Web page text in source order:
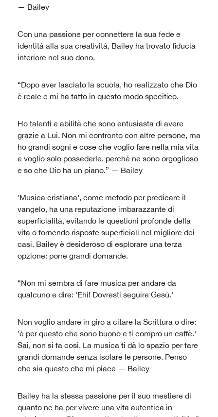
— Bailey
Con una passione per connettere la sua fede e
identità alla sua creatività, Bailey ha trovato fiducia
interiore nel suo dono.
“Dopo aver lasciato la scuola, ho realizzato che Dio
è reale e mi ha fatto in questo modo specifico.
Ho talenti e abilità che sono entusiasta di avere
grazie a Lui. Non mi confronto con altre persone, ma
ho grandi sogni e cose che voglio fare nella mia vita
e voglio solo possederle, perché ne sono orgoglioso
e so che Dio ha un piano.” — Bailey
'Musica cristiana', come metodo per predicare il
vangelo, ha una reputazione imbarazzante di
superficialità, evitando le questioni profonde della
vita o fornendo risposte superficiali nel migliore dei
casi. Bailey è desideroso di esplorare una terza
opzione: porre grandi domande.
“Non mi sembra di fare musica per andare da
qualcuno e dire: 'Ehi! Dovresti seguire Gesù.'
Non voglio andare in giro a citare la Scrittura o dire:
'è per questo che sono buono e ti compro un caffè.'
Sai, non si fa così. La musica ti dà lo spazio per fare
grandi domande senza isolare le persone. Penso
che sia questo che mi piace — Bailey
Bailey ha la stessa passione per il suo mestiere di
quanto ne ha per vivere una vita autentica in